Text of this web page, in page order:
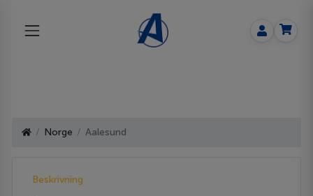
Norge Aalesund
Beskrivning